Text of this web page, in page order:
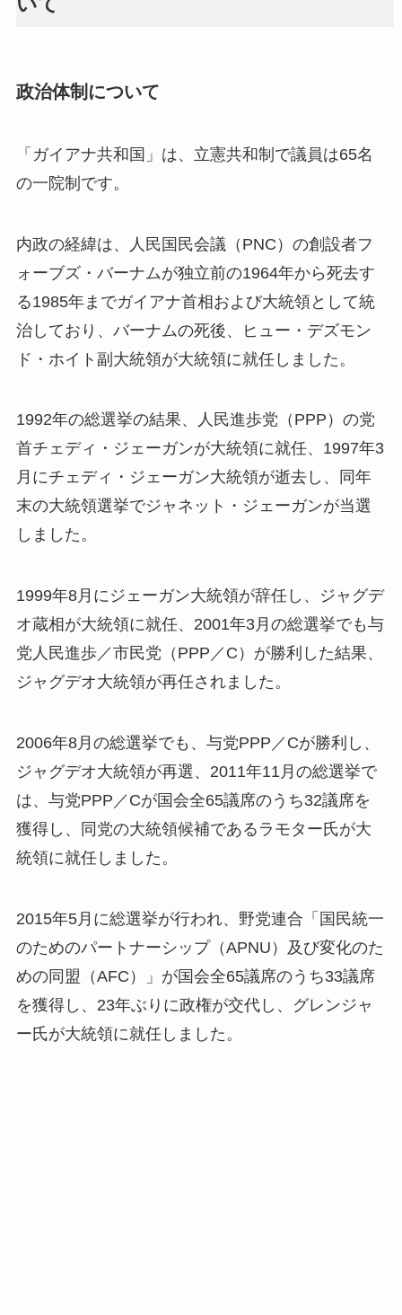
政治体制について
「ガイアナ共和国」は、立憲共和制で議員は65名
の一院制です。
内政の経緯は、人民国民会議（PNC）の創設者フ
ォーブズ・バーナムが独立前の1964年から死去す
る1985年までガイアナ首相および大統領として統
治しており、バーナムの死後、ヒュー・デズモン
ド・ホイト副大統領が大統領に就任しました。
1992年の総選挙の結果、人民進歩党（PPP）の党
首チェディ・ジェーガンが大統領に就任、1997年3
月にチェディ・ジェーガン大統領が逝去し、同年
末の大統領選挙でジャネット・ジェーガンが当選
しました。
1999年8月にジェーガン大統領が辞任し、ジャグデ
オ蔵相が大統領に就任、2001年3月の総選挙でも与
党人民進歩／市民党（PPP／C）が勝利した結果、
ジャグデオ大統領が再任されました。
2006年8月の総選挙でも、与党PPP／Cが勝利し、
ジャグデオ大統領が再選、2011年11月の総選挙で
は、与党PPP／Cが国会全65議席のうち32議席を
獲得し、同党の大統領候補であるラモター氏が大
統領に就任しました。
2015年5月に総選挙が行われ、野党連合「国民統一
のためのパートナーシップ（APNU）及び変化のた
めの同盟（AFC）」が国会全65議席のうち33議席
を獲得し、23年ぶりに政権が交代し、グレンジャ
ー氏が大統領に就任しました。